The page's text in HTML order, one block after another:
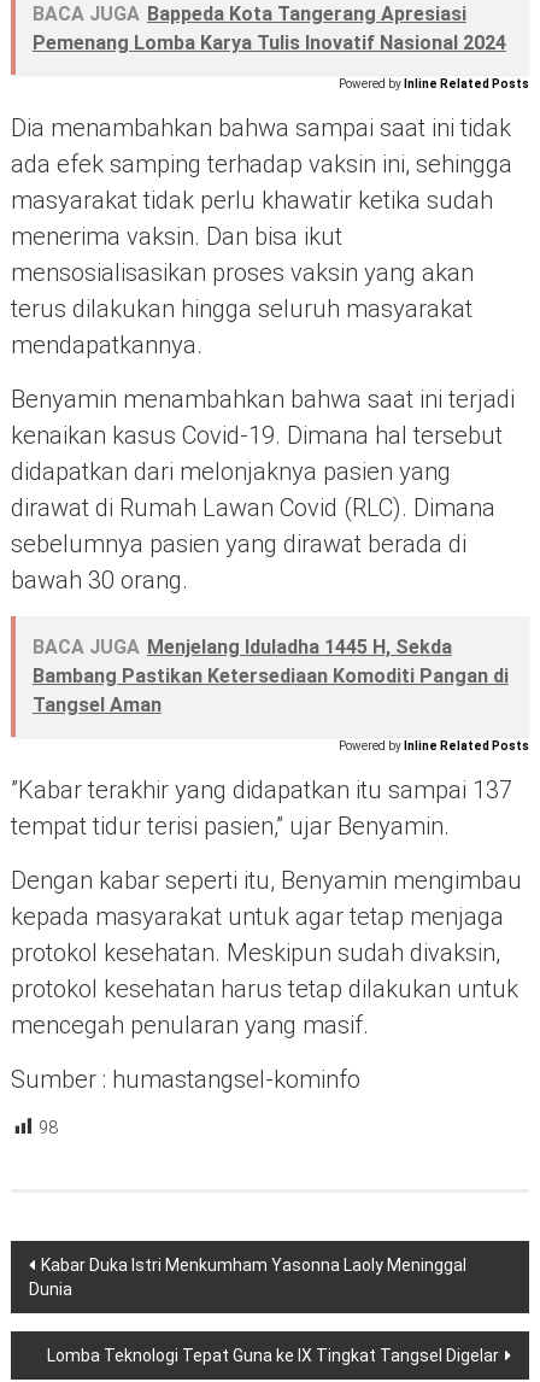
BACA JUGA Bappeda Kota Tangerang Apresiasi
Pemenang Lomba Karya Tulis Inovatif Nasional 2024
Powered by Inline Related Posts
Dia menambahkan bahwa sampai saat ini tidak
ada efek samping terhadap vaksin ini, sehingga
masyarakat tidak perlu khawatir ketika sudah
menerima vaksin. Dan bisa ikut
mensosialisasikan proses vaksin yang akan
terus dilakukan hingga seluruh masyarakat
mendapatkannya.
Benyamin menambahkan bahwa saat ini terjadi
kenaikan kasus Covid-19. Dimana hal tersebut
didapatkan dari melonjaknya pasien yang
dirawat di Rumah Lawan Covid (RLC). Dimana
sebelumnya pasien yang dirawat berada di
bawah 30 orang.
BACA JUGA Menjelang Iduladha 1445 H, Sekda
Bambang Pastikan Ketersediaan Komoditi Pangan di
Tangsel Aman
Powered by Inline Related Posts
”Kabar terakhir yang didapatkan itu sampai 137
tempat tidur terisi pasien,” ujar Benyamin.
Dengan kabar seperti itu, Benyamin mengimbau
kepada masyarakat untuk agar tetap menjaga
protokol kesehatan. Meskipun sudah divaksin,
protokol kesehatan harus tetap dilakukan untuk
mencegah penularan yang masif.
Sumber : humastangsel-kominfo
98
Navigasi
pos
Kabar Duka Istri Menkumham Yasonna Laoly Meninggal
Dunia
Lomba Teknologi Tepat Guna ke IX Tingkat Tangsel Digelar